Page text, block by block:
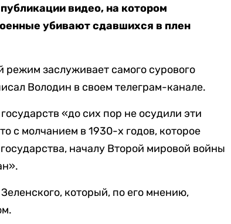
видео, на котором
убивают сдавшихся в плен
заслуживает самого сурового
Володин в своем телеграм-канале.
«до сих пор не осудили эти
с молчанием в 1930-х годов, которое
началу Второй мировой войны
который, по его мнению,